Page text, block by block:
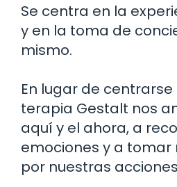
Se centra en la
y en la toma de
mismo.
En lugar de
terapia Gestalt nos
aquí y el ahora, a
emociones y a
por nuestras